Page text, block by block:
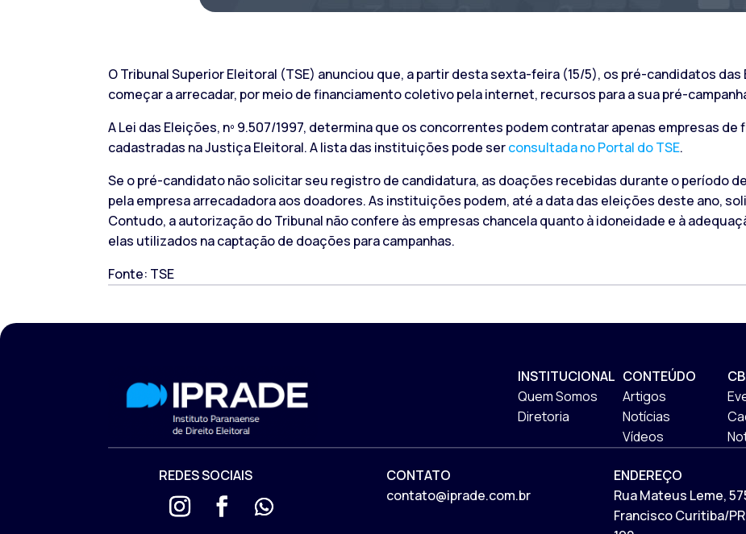
O Tribunal Superior Eleitoral (TSE) anunciou que, a partir desta sexta-feira (15/5), os pré-candidatos
começar a arrecadar, por meio de financiamento coletivo pela internet, recursos para a sua pré-
A Lei das Eleições, nº 9.507/1997, determina que os concorrentes podem contratar apenas empresas
cadastradas na Justiça Eleitoral. A lista das instituições pode serconsultada no Portal do TSE.
Se o pré-candidato não solicitar seu registro de candidatura, as doações recebidas durante o período
pela empresa arrecadadora aos doadores. As instituições podem, até a data das eleições deste ano,
Contudo, a autorização do Tribunal não confere às empresas chancela quanto à idoneidade e à
elas utilizados na captação de doações para campanhas.
Fonte: TSE
INSTITUCIONAL
Quem Somos
Diretoria
CONTEÚDO
Artigos
Notícias
Vídeos
REDES SOCIAIS
CONTATO
contato@iprade.com.br
ENDEREÇO
Rua Mateus Leme,
Francisco Curitiba/